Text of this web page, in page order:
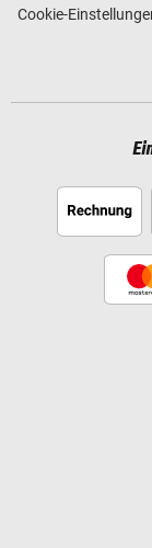
Cookie-